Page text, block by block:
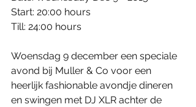
Start: 20:00 hours
Till: 24:00 hours
Woensdag 9 december een speciale
avond bij Muller & Co voor een
heerlijk fashionable avondje dineren
en swingen met DJ XLR achter de